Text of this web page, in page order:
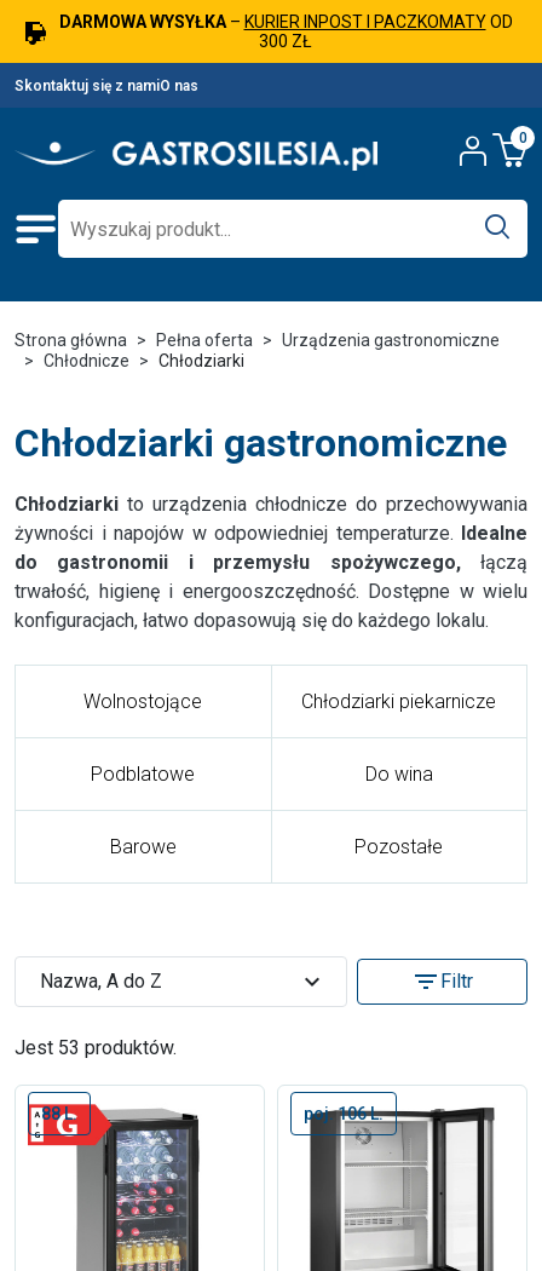
DARMOWA WYSYŁKA– KURIER INPOST I PACZKOMATYOD
300 ZŁ
Skontaktuj się z namiO nas
0
Strona główna Pełna oferta
Urządzenia gastronomiczne
Chłodnicze
Chłodziarki
Chłodziarki gastronomiczne
Chłodziarki to urządzenia chłodnicze do przechowywania
żywności i napojów w odpowiedniej temperaturze. Idealne
do gastronomii i przemysłu spożywczego,łączą
trwałość, higienę i energooszczędność. Dostępne w wielu
konfiguracjach, łatwo dopasowują się do każdego lokalu.
Wolnostojące Chłodziarki piekarnicze
Podblatowe Do wina
Barowe Pozostałe
Jest 53 produktów.
Nazwa, A do Z expand_more filter_list Filtr
88 L. poj. 106 L.